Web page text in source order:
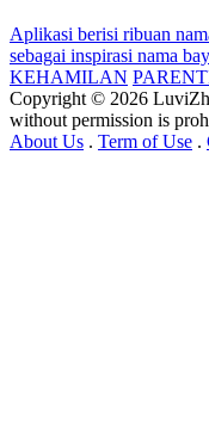
Aplikasi berisi ribuan
sebagai inspirasi nama
KEHAMILAN
Copyright © 2026
without permission is
About Us . Term of Use .